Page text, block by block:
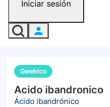
Iniciar sesión
Genérico
Acido ibandronico
Ácido ibandrónico